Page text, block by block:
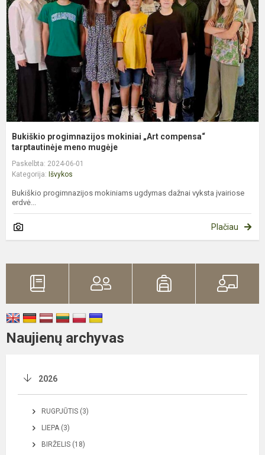
Bukiškio progimnazijos mokiniai „Art compensa“
tarptautinėje meno mugėje
Paskelbta: 2024-06-01
Kategorija: Išvykos
Bukiškio progimnazijos mokiniams ugdymas dažnai vyksta įvairiose
erdvė...
Plačiau
Naujienų archyvas
2026
RUGPJŪTIS (3)
LIEPA (3)
BIRŽELIS (18)